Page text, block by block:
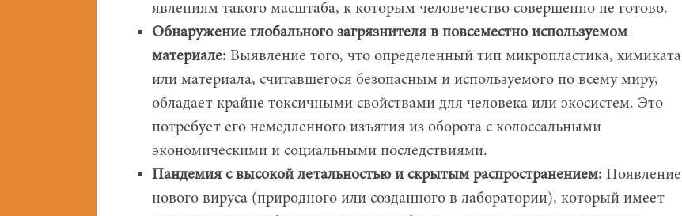
явлениям такого масштаба, к которым человечество совершенно не готово.
Обнаружение глобального загрязнителя в повсеместно используемом
материале: Выявление того, что определенный тип микропластика, химиката
или материала, считавшегося безопасным и используемого по всему миру,
обладает крайне токсичными свойствами для человека или экосистем. Это
потребует его немедленного изъятия из оборота с колоссальными
экономическими и социальными последствиями.
Пандемия с высокой летальностью и скрытым распространением: Появление
нового вируса (природного или созданного в лаборатории), который имеет